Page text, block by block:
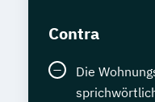
Contra
Die